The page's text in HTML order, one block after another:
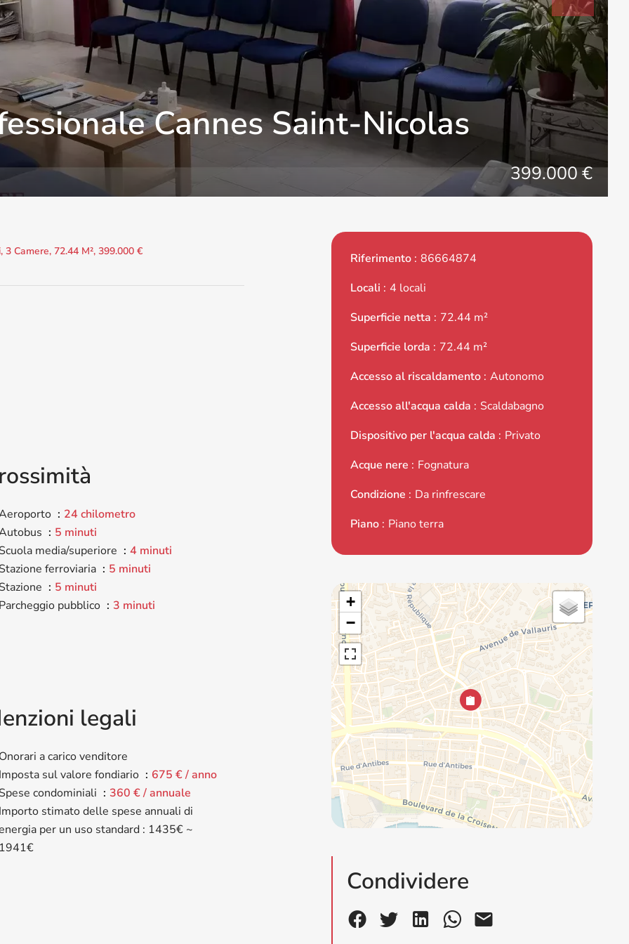
Cannes Saint-Nicolas
399.000 €
Camere, 72.44 M², 399.000 €
24 chilometro
5 minuti
media/superiore
4 minuti
ferroviaria
5 minuti
5 minuti
pubblico
3 minuti
legali
a carico venditore
sul valore fondiario
675 € / anno
condominiali
360 € / annuale
stimato delle spese annuali di
per un uso standard : 1435€ ~
Riferimento 86664874
Locali
4 locali
Superficie netta
72.44 m²
Superficie lorda
72.44 m²
Accesso al riscaldamento Autonomo
Accesso all'acqua calda
Scaldabagno
Dispositivo per l'acqua calda
Privato
Acque nere
Fognatura
Condizione
Da rinfrescare
Piano
Piano terra
+
−
Condividere